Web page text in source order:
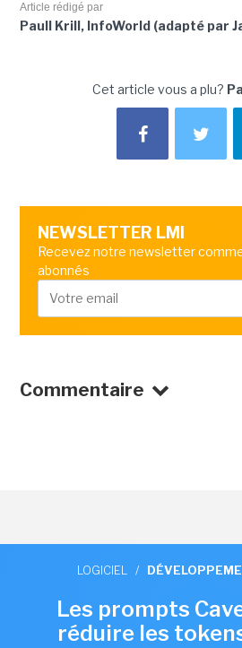
Article rédigé par
Paull Krill, InfoWorld (adapté par
Cet article vous a plu?
NEWSLETTER LMI
Recevez notre newsletter
abonnés
Commentaire
LOGICIEL /
Les prompts
réduire les